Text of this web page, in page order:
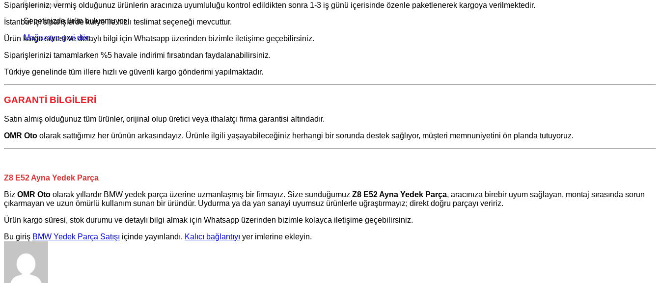
Sepetinizde ürün bulunmuyor.
Mağazaya geri dön
Siparişleriniz; vermiş olduğunuz ürünlerin aracınıza uyumluluğu kontrol edildikten sonra 1-3 iş günü içerisinde özenle paketlenerek kargoya verilmektedir.
İstanbul içi siparişlerde kurye ile hızlı teslimat seçeneği mevcuttur.
Ürün kargo süresi ve detaylı bilgi için Whatsapp üzerinden bizimle iletişime geçebilirsiniz.
Siparişlerinizi tamamlarken %5 havale indirimi fırsatından faydalanabilirsiniz.
Türkiye genelinde tüm illere hızlı ve güvenli kargo gönderimi yapılmaktadır.
GARANTİ BİLGİLERİ
Satın almış olduğunuz tüm ürünler, orijinal olup üretici veya ithalatçı firma garantisi altındadır.
OMR Oto olarak sattığımız her ürünün arkasındayız. Ürünle ilgili yaşayabileceğiniz herhangi bir sorunda destek sağlıyor, müşteri memnuniyetini ön planda tutuyoruz.
Z8 E52 Ayna Yedek Parça
Biz OMR Oto olarak yıllardır BMW yedek parça üzerine uzmanlaşmış bir firmayız. Size sunduğumuz Z8 E52 Ayna Yedek Parça, aracınıza birebir uyum sağlayan, montaj sırasında sorun
çıkarmayan ve uzun ömürlü kullanım sunan bir üründür. Uydurma ya da yan sanayi uyumsuz ürünlerle uğraştırmayız; direkt doğru parçayı veririz.
Ürün kargo süresi, stok durumu ve detaylı bilgi almak için Whatsapp üzerinden bizimle kolayca iletişime geçebilirsiniz.
Bu giriş BMW Yedek Parça Satışı içinde yayınlandı. Kalıcı bağlantıyı yer imlerine ekleyin.